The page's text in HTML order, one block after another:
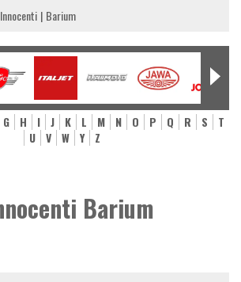
Innocenti Barium
G H I J K L M N O P Q R S
T
U
V W Y Z
Barium